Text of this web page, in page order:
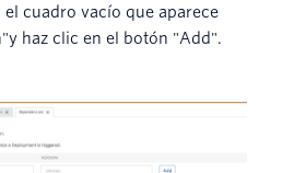
el cuadro vacío que aparece
haz clic en el botón "Add".